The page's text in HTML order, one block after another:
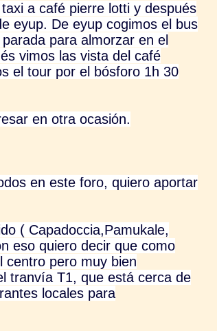
a café pierre lotti y después
eyup. De eyup cogimos el bus
para almorzar en el
vimos las vista del café
el tour por el bósforo 1h 30
en otra ocasión.
en este foro, quiero aportar
( Capadoccia,Pamukale,
eso quiero decir que como
centro pero muy bien
tranvía T1, que está cerca de
locales para